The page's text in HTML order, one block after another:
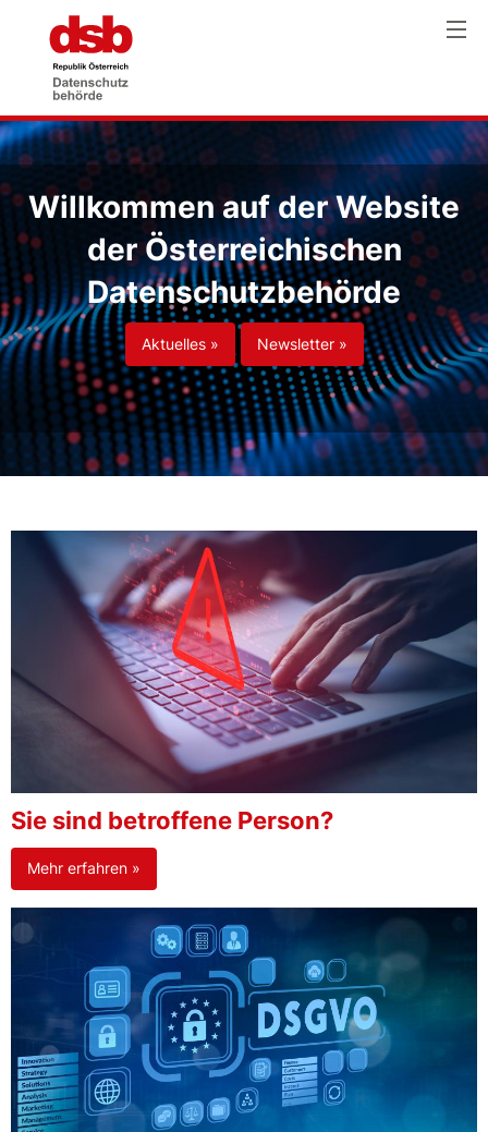
Willkommen auf der Website
der Österreichischen
Datenschutzbehörde
Aktuelles » Newsletter »
Sie sind betroffene Person?
Mehr erfahren »